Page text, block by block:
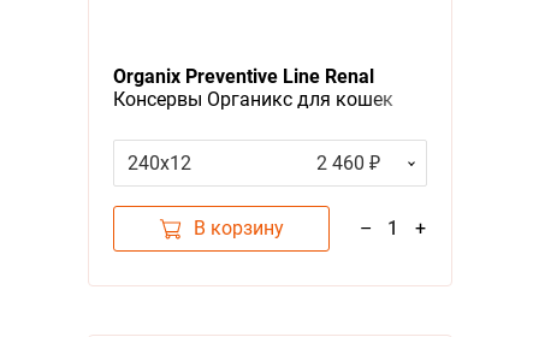
Organix Preventive Line Renal
Консервы Органикс для кошек
за упаковку)
240х12 2 460 ₽
В корзину – 1 +